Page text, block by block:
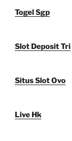
Togel Sgp
Slot Deposit Tri
Situs Slot Ovo
Live Hk